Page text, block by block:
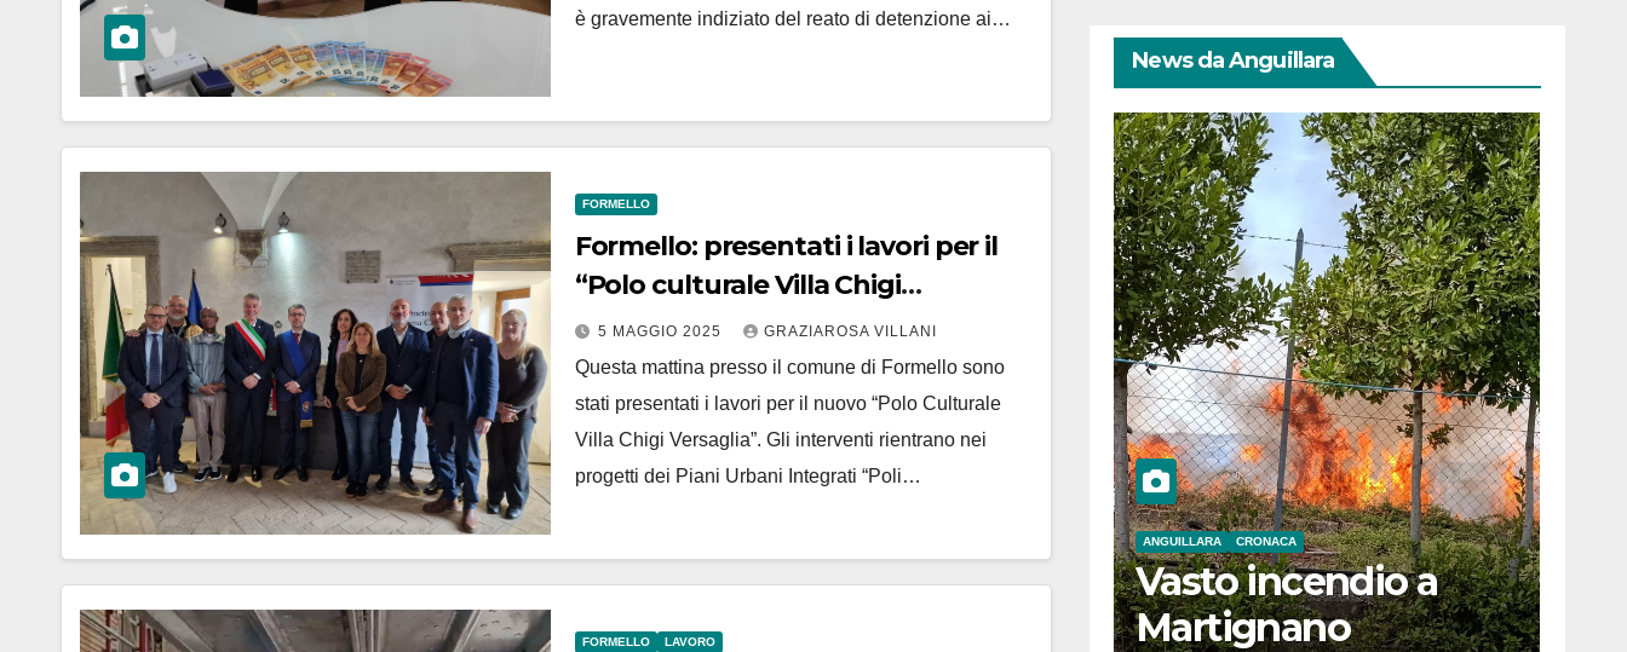
è gravemente indiziato del reato di detenzione ai…
FORMELLO
Formello: presentati i lavori per il
“Polo culturale Villa Chigi
Versaglia”
5 MAGGIO 2025 GRAZIAROSA VILLANI
Questa mattina presso il comune di Formello sono
stati presentati i lavori per il nuovo “Polo Culturale
Villa Chigi Versaglia”. Gli interventi rientrano nei
progetti dei Piani Urbani Integrati “Poli…
FORMELLO LAVORO
News da Anguillara
ANGUILLARA CRONACA
Vasto incendio a
Martignano